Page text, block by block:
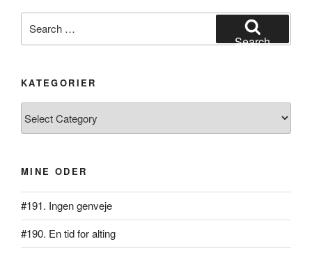
for:
Search
KATEGORIER
MINE ODER
#191. Ingen genveje
#190. En tid for alting